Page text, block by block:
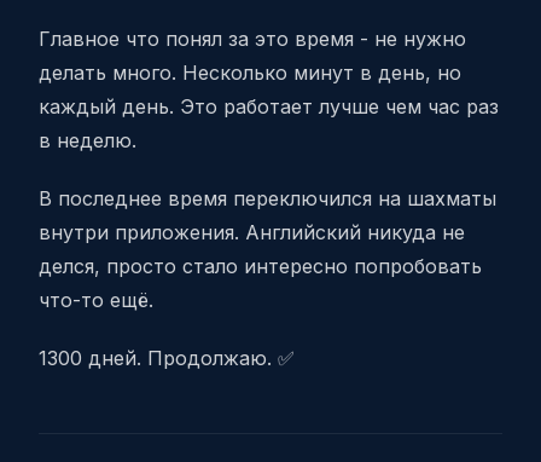
Главное что понял за это время - не нужно
делать много. Несколько минут в день, но
каждый день. Это работает лучше чем час раз
в неделю.
В последнее время переключился на шахматы
внутри приложения. Английский никуда не
делся, просто стало интересно попробовать
что-то ещё.
1300 дней. Продолжаю. ✅